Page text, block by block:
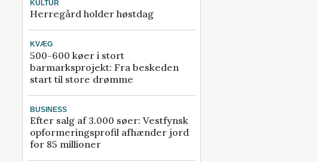
KULTUR
Herregård holder høstdag
KVÆG
500-600 køer i stort
barmarksprojekt: Fra beskeden
start til store drømme
BUSINESS
Efter salg af 3.000 søer: Vestfynsk
opformeringsprofil afhænder jord
for 85 millioner